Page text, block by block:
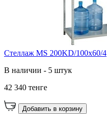
Стеллаж MS 200KD/100x60/4
В наличии - 5 штук
42 340 тенге
Добавить в корзину